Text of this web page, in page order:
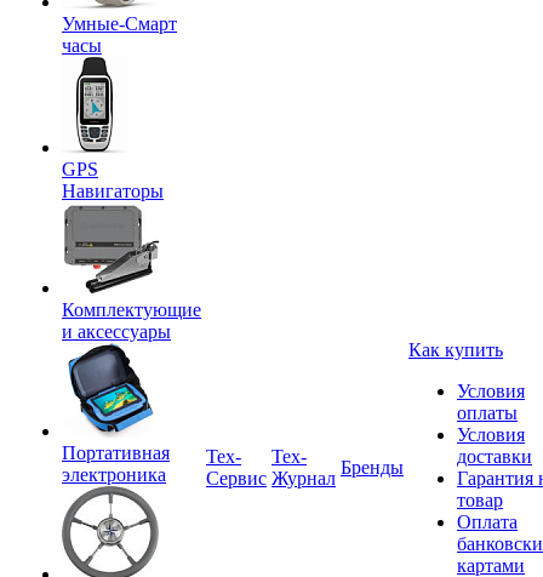
Умные-Смарт
часы
GPS
Навигаторы
Комплектующие
и аксессуары
Портативная
электроника
Tex-
Сервис
Тех-
Журнал
Бренды
Как купить
Условия
оплаты
Условия
доставки
Гарантия
товар
Оплата
картами